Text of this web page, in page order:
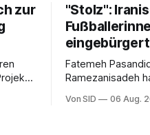
zur
"Stolz":
eingebürgert
Fatemeh
Ramezanisadeh
sangen sie die
Von SID 06 Aug.